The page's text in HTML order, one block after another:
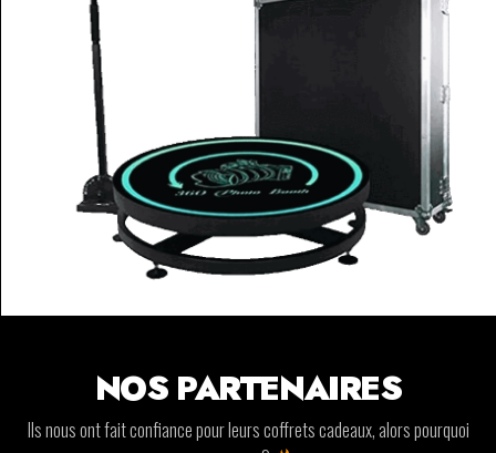
NOS PARTENAIRES
Ils nous ont fait confiance pour leurs coffrets cadeaux, alors pourquoi